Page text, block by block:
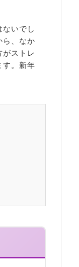
いでし
ら、なか
ストレ
す。新年